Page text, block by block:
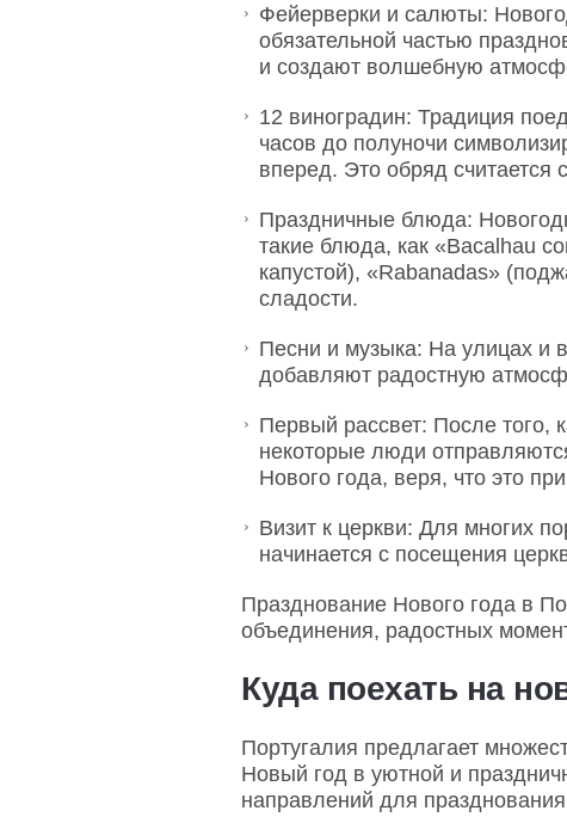
Фейерверки и салюты:
обязательной частью
и создают волшебную
12 виноградин: Традиция
часов до полуночи
вперед. Это обряд считается
Праздничные блюда:
такие блюда, как «Bacalhau
капустой), «Rabanadas»
сладости.
Песни и музыка: На улицах и
добавляют радостную
Первый рассвет: После того,
некоторые люди
Нового года, веря, что это
Визит к церкви: Для многих
начинается с посещения
Празднование Нового года в
объединения, радостных
Куда поехать на
Португалия предлагает
Новый год в уютной и
направлений для